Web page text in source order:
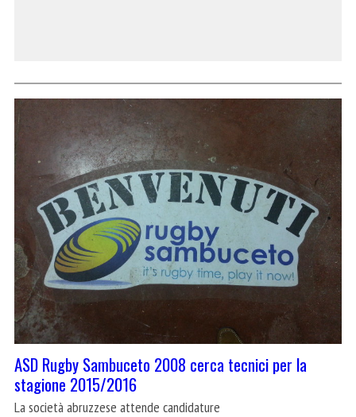
ASD Rugby Sambuceto 2008 cerca tecnici per la
stagione 2015/2016
La società abruzzese attende candidature